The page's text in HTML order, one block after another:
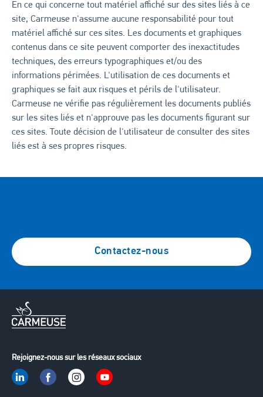
En ce qui concerne tout matériel affiché sur des sites liés à ce
site, Carmeuse n'assume aucune responsabilité pour tout
matériel affiché sur ces sites. Les documents et graphiques
contenus dans ce site peuvent comporter des inexactitudes
techniques, des erreurs typographiques et/ou des
informations périmées. L'utilisation de ces documents et
graphiques se fait aux risques et périls de l'utilisateur.
Carmeuse ne vérifie pas régulièrement les documents publiés
sur les sites liés et n'approuve pas les documents figurant sur
ces sites. Toute décision de l'utilisateur de consulter des sites
liés est à ses propres risques.
Contactez-nous
Rejoignez-nous sur les réseaux sociaux